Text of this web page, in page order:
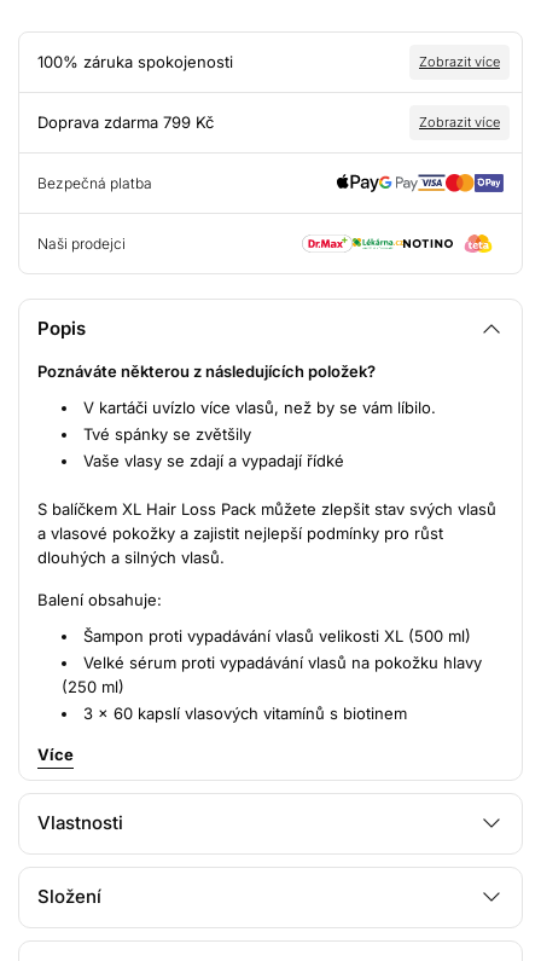
Popis
Poznáváte některou z následujících položek?
V kartáči uvízlo více vlasů, než by se vám líbilo.
Tvé spánky se zvětšily
Vaše vlasy se zdají a vypadají řídké
S balíčkem XL Hair Loss Pack můžete zlepšit stav svých vlasů
a vlasové pokožky a zajistit nejlepší podmínky pro růst
dlouhých a silných vlasů.
Balení obsahuje:
Šampon proti vypadávání vlasů velikosti XL (500 ml)
Velké sérum proti vypadávání vlasů na pokožku hlavy
(250 ml)
3 x 60 kapslí vlasových vitamínů s biotinem
Takto se produkty používají
vlasů denně a používat šampon při každém mytí vlasů.
Nemusíte si však vlasy mýt denně, abyste mohli šampon
Více
Vlastnosti
Ingredience s prokazatelnými účinky
Šetrné k vaší pokožce
Složení
Hair Loss Wash Tea Tree Oil
100% záruka spokojenosti Zobrazit více
Doprava zdarma 799 Kč Zobrazit více
Bezpečná platba
Naši prodejci